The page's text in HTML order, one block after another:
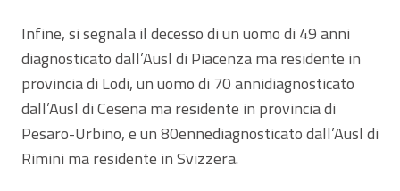
Infine, si segnala il decesso di un uomo di 49 anni
diagnosticato dall’Ausl di Piacenza ma residente in
provincia di Lodi, un uomo di 70 annidiagnosticato
dall’Ausl di Cesena ma residente in provincia di
Pesaro-Urbino, e un 80ennediagnosticato dall’Ausl di
Rimini ma residente in Svizzera.